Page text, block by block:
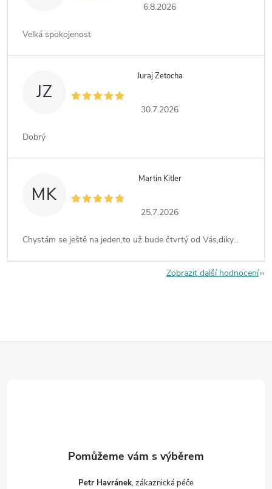
6.8.2026
Velká spokojenost
JZ
Juraj Zetocha
30.7.2026
Dobrý
MK
Martin Kitler
25.7.2026
Chystám se ještě na jeden,to už bude čtvrtý od Vás,diky...
Zobrazit další hodnocení
Petr Havránek